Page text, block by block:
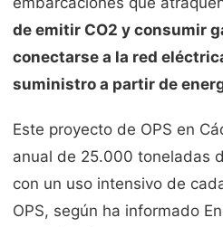
de emitir CO2 y consumir
conectarse a la red
suministro a partir de
Este proyecto de OPS en
anual de 25.000 toneladas
con un uso intensivo de
OPS, según ha informado